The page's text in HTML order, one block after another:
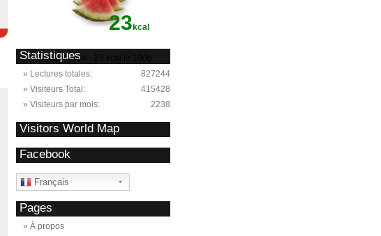
23 kcal
Watermelon - 23 kcal in 100g
Statistiques
827244
Lectures totales:
415428
Visiteurs Total:
2238
Visiteurs par mois:
Visitors World Map
Facebook
Français
Pages
À propos